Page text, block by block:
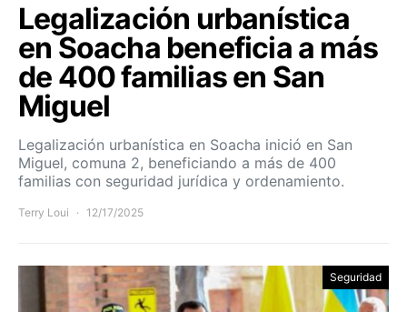
Legalización urbanística
en Soacha beneficia a más
de 400 familias en San
Miguel
Legalización urbanística en Soacha inició en San
Miguel, comuna 2, beneficiando a más de 400
familias con seguridad jurídica y ordenamiento.
Terry Loui 12/17/2025
Seguridad